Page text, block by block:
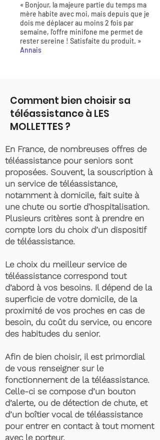
« Bonjour, la majeure partie du temps ma
mère habite avec moi, mais depuis que je
dois me déplacer au moins 2 fois par
semaine, l'offre minifone me permet de
rester sereine ! Satisfaite du produit. »
Annais
Comment bien choisir sa
téléassistance à LES
MOLLETTES ?
En France, de nombreuses offres de
téléassistance pour seniors sont
proposées. Souvent, la souscription à
un service de téléassistance,
notamment à domicile, fait suite à
une chute ou sortie d'hospitalisation.
Plusieurs critères sont à prendre en
compte lors du choix d’un dispositif
de téléassistance.
Le choix du meilleur service de
téléassistance correspond tout
d’abord à vos besoins. Il dépend de la
superficie de votre domicile, de la
proximité de vos proches en cas de
besoin, du coût du service, ou encore
des habitudes du senior.
Afin de bien choisir, il est primordial
de vous renseigner sur le
fonctionnement de la téléassistance.
Celle-ci se compose d’un bouton
d’alerte, ou de détection de chute, et
d’un boîtier vocal de téléassistance
pour entrer en contact à tout moment
avec le porteur.